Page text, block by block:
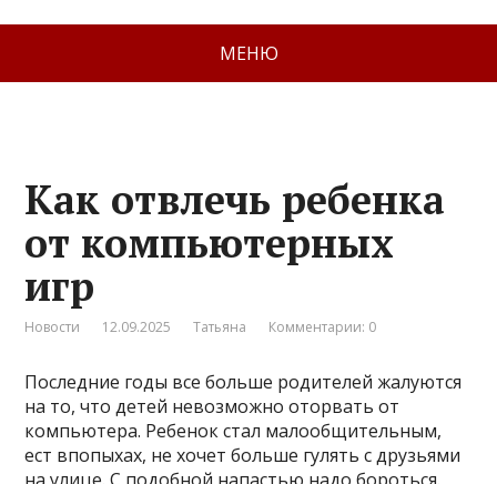
МЕНЮ
Как отвлечь ребенка
от компьютерных
игр
Новости 12.09.2025 Татьяна Комментарии: 0
Последние годы все больше родителей жалуются
на то, что детей невозможно оторвать от
компьютера. Ребенок стал малообщительным,
ест впопыхах, не хочет больше гулять с друзьями